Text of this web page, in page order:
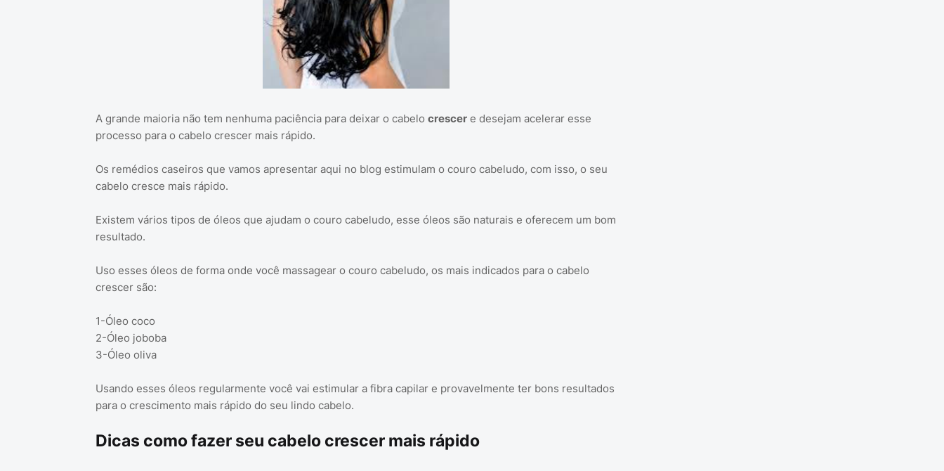
A grande maioria não tem nenhuma paciência para deixar o cabelo crescere desejam acelerar esse
processo para o cabelo crescer mais rápido.
Os remédios caseiros que vamos apresentar aqui no blog estimulam o couro cabeludo, com isso, o seu
cabelo cresce mais rápido.
Existem vários tipos de óleos que ajudam o couro cabeludo, esse óleos são naturais e oferecem um bom
resultado.
Uso esses óleos de forma onde você massagear o couro cabeludo, os mais indicados para o cabelo
crescer são:
1-Óleo coco
2-Óleo joboba
3-Óleo oliva
Usando esses óleos regularmente você vai estimular a fibra capilar e provavelmente ter bons resultados
para o crescimento mais rápido do seu lindo cabelo.
Dicas como fazer seu cabelo crescer mais rápido